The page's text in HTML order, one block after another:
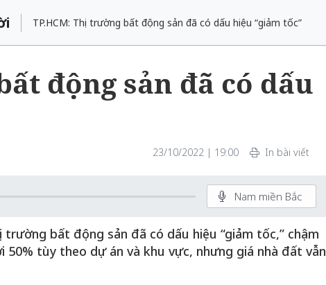
TP.HCM: Thị trường bất động sản đã có dấu hiệu “giảm tốc”
động sản đã có dấu
23/10/2022 | 19:00 In bài viết
Nam miền Bắc
bất động sản đã có dấu hiệu “giảm tốc,” chậm
tùy theo dự án và khu vực, nhưng giá nhà đất vẫn